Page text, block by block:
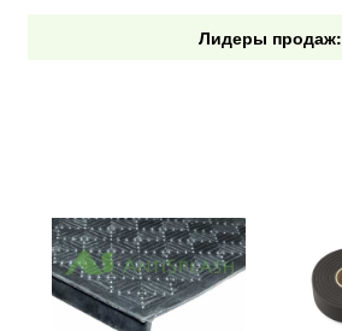
Лидеры продаж: